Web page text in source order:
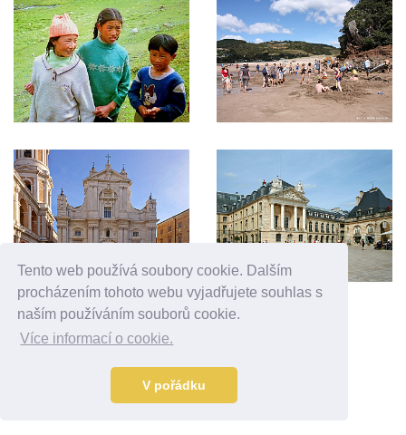
Tento web používá soubory cookie. Dalším
procházením tohoto webu vyjadřujete souhlas s
naším používáním souborů cookie.
Více informací o cookie.
V pořádku
Reklama